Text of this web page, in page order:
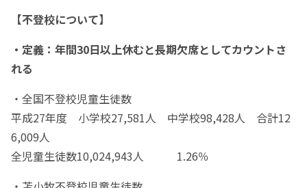
【不登校について】
・定義：年間30日以上休むと長期欠席としてカウントさ
れる
・全国不登校児童生徒数
平成27年度 小学校27,581人 中学校98,428人 合計12
6,009人
全児童生徒数10,024,943人 1.26％